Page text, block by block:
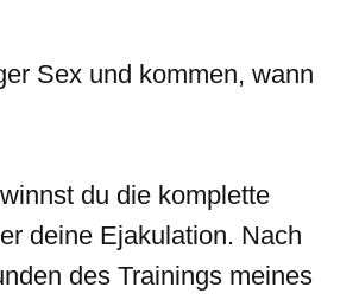
Sex und kommen, wann
du die komplette
deine Ejakulation. Nach
des Trainings meines